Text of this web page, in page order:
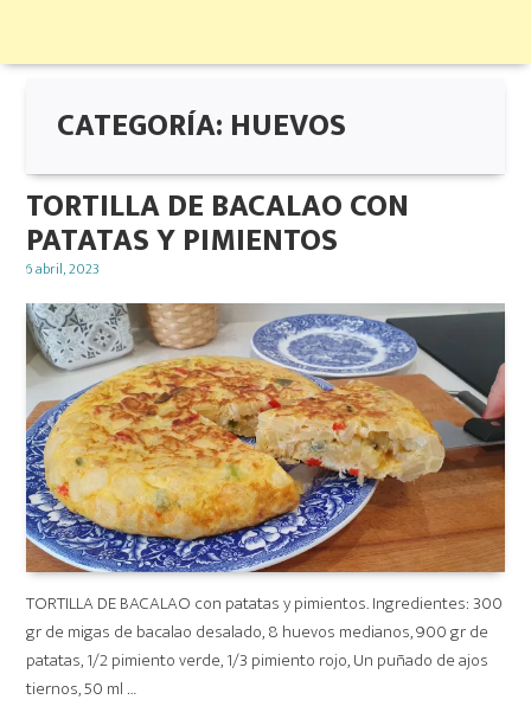
CATEGORÍA: HUEVOS
TORTILLA DE BACALAO CON
PATATAS Y PIMIENTOS
Posted
6 abril, 2023
TORTILLA DE BACALAO con patatas y pimientos. Ingredientes: 300
gr de migas de bacalao desalado, 8 huevos medianos, 900 gr de
patatas, 1/2 pimiento verde, 1/3 pimiento rojo, Un puñado de ajos
tiernos, 50 ml …